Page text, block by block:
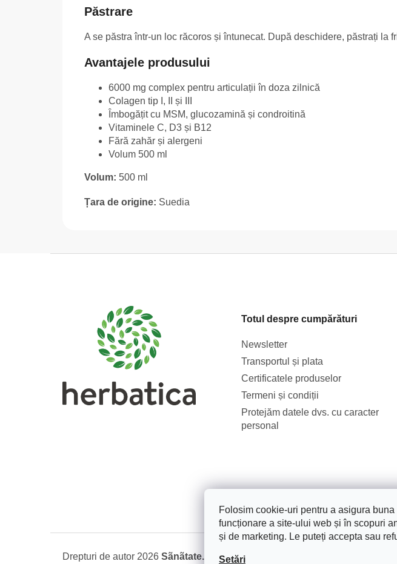
Folosim cookie-uri pentru a asigura buna
funcționare a site-ului web și în scopuri
și de marketing. Le puteți accepta sau
Setări
Păstrare
A se păstra într-un loc răcoros și întunecat. După deschidere, păstrați la
Avantajele produsului
6000 mg complex pentru articulații în doza zilnică
Colagen tip I, II și III
Îmbogățit cu MSM, glucozamină și condroitină
Vitaminele C, D3 și B12
Fără zahăr și alergeni
Volum 500 ml
Volum: 500 ml
Țara de origine: Suedia
Totul despre cumpărături
Newsletter
Transportul și plata
Certificatele produselor
Termeni și condiții
Protejăm datele dvs. cu caracter
personal
Drepturi de autor 2026 Sãnãtate. Frumusete. Natura.